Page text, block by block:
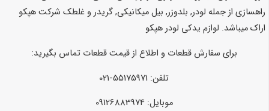
راهسازی از جمله لودر, بلدوزر, بیل میکانیکی, گریدر و غلطک شرکت هپکو
اراک میباشد. لوازم یدکی لودر هپکو
برای سفارش قطعات و اطلاع از قیمت قطعات تماس بگیرید:
تلفن: 55175971-021
موبایل: 09126883974